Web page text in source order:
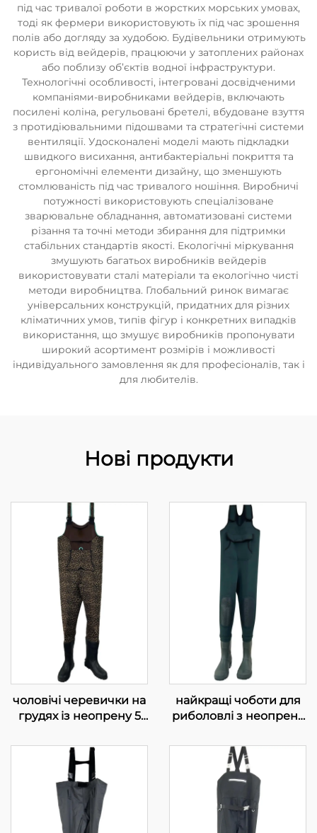
під час тривалої роботи в жорстких морських умовах,
тоді як фермери використовують їх під час зрошення
полів або догляду за худобою. Будівельники отримують
користь від вейдерів, працюючи у затоплених районах
або поблизу об’єктів водної інфраструктури.
Технологічні особливості, інтегровані досвідченими
компаніями-виробниками вейдерів, включають
посилені коліна, регульовані бретелі, вбудоване взуття
з протидіювальними підошвами та стратегічні системи
вентиляції. Удосконалені моделі мають підкладки
швидкого висихання, антибактеріальні покриття та
ергономічні елементи дизайну, що зменшують
стомлюваність під час тривалого ношіння. Виробничі
потужності використовують спеціалізоване
зварювальне обладнання, автоматизовані системи
різання та точні методи збирання для підтримки
стабільних стандартів якості. Екологічні міркування
змушують багатьох виробників вейдерів
використовувати сталі матеріали та екологічно чисті
методи виробництва. Глобальний ринок вимагає
універсальних конструкцій, придатних для різних
кліматичних умов, типів фігур і конкретних випадків
використання, що змушує виробників пропонувати
широкий асортимент розмірів і можливості
індивідуального замовлення як для професіоналів, так і
для любителів.
Нові продукти
чоловічі черевички на
грудях із неопрену 5
для риболовлі,
черевички-чоботи для
риболовлі
найкращі чоботи для
риболовлі з неопрену
черевичками